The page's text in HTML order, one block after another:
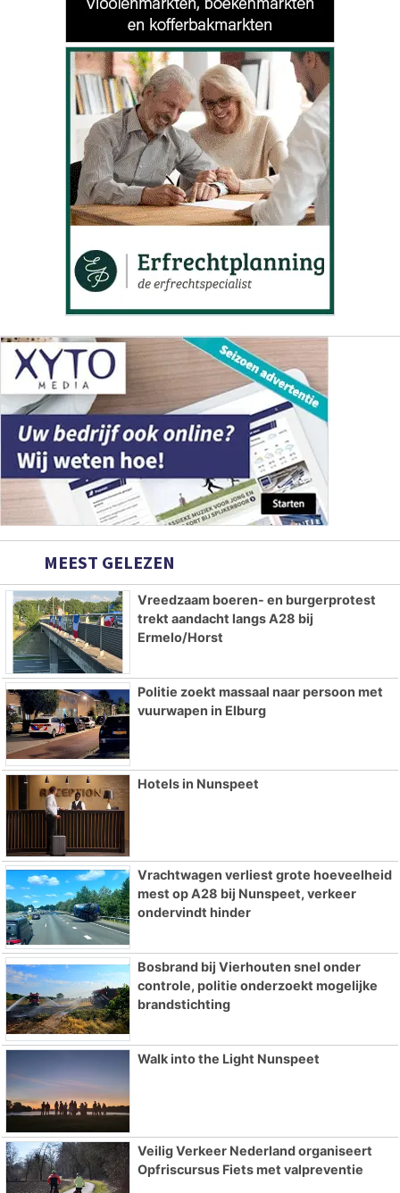
MEEST GELEZEN
Vreedzaam boeren- en burgerprotest
trekt aandacht langs A28 bij
Ermelo/Horst
Politie zoekt massaal naar persoon met
vuurwapen in Elburg
Hotels in Nunspeet
Vrachtwagen verliest grote hoeveelheid
mest op A28 bij Nunspeet, verkeer
ondervindt hinder
Bosbrand bij Vierhouten snel onder
controle, politie onderzoekt mogelijke
brandstichting
Walk into the Light Nunspeet
Veilig Verkeer Nederland organiseert
Opfriscursus Fiets met valpreventie